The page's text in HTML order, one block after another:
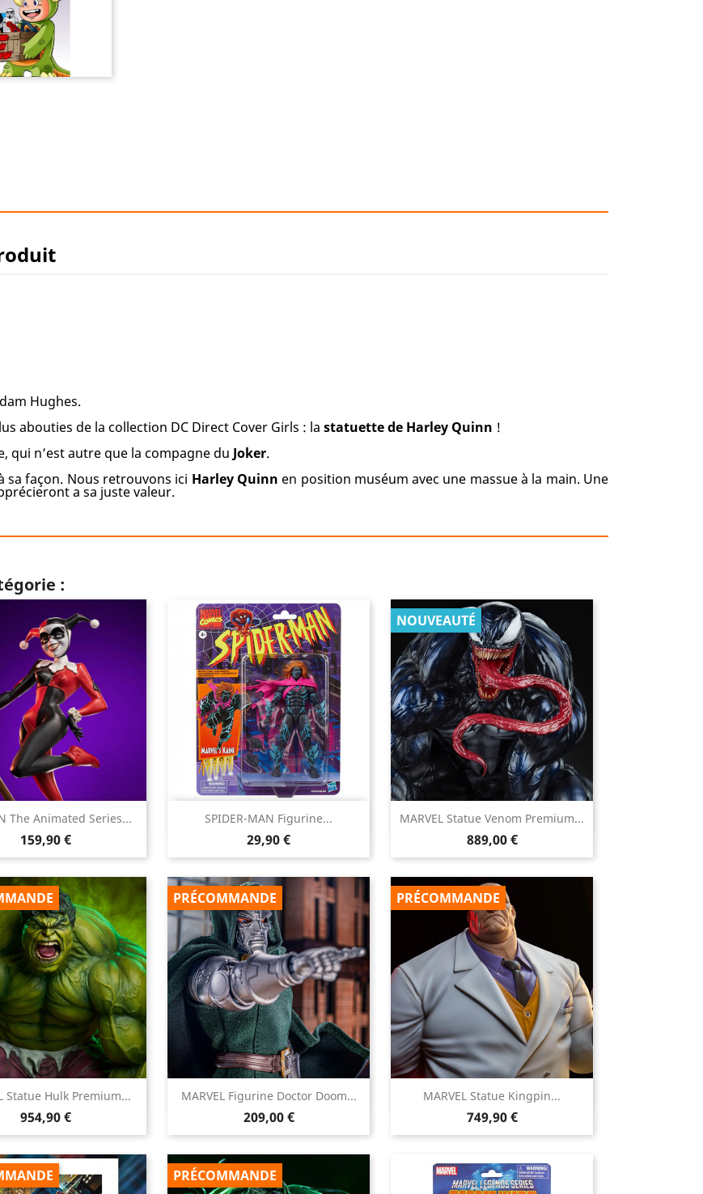
Hughes.
abouties de la collection DC Direct Cover Girls : la statuette de Harley Quinn !
qui n’est autre que la compagne du Joker.
sa façon. Nous retrouvons ici Harley Quinn en position muséum avec une massue à la main. Une
a sa juste valeur.
:
The Animated Series...
Prix
159,90 €
Aperçu rapide SPIDER-MAN Figurine...
Prix
29,90 €
Aperçu rapide MARVEL Statue Venom Premium...
Prix
889,00 €
NOUVEAUTÉ
Aperçu rapide
Statue Hulk Premium...
Prix
954,90 €
Aperçu rapide MARVEL Figurine Doctor Doom...
Prix
209,00 €
PRÉCOMMANDE
Aperçu rapide MARVEL Statue Kingpin...
Prix
749,90 €
PRÉCOMMANDE
Aperçu rapide
PRÉCOMMANDE